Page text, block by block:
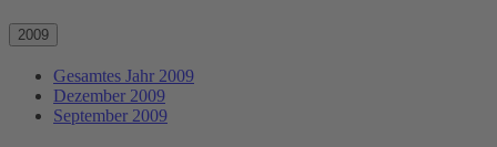
2009
Gesamtes Jahr 2009
Dezember 2009
September 2009